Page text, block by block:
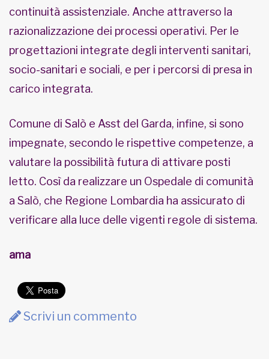
continuità assistenziale. Anche attraverso la
razionalizzazione dei processi operativi. Per le
progettazioni integrate degli interventi sanitari,
socio-sanitari e sociali, e per i percorsi di presa in
carico integrata.
Comune di Salò e Asst del Garda, infine, si sono
impegnate, secondo le rispettive competenze, a
valutare la possibilità futura di attivare posti
letto. Così da realizzare un Ospedale di comunità
a Salò, che Regione Lombardia ha assicurato di
verificare alla luce delle vigenti regole di sistema.
ama
Scrivi un commento